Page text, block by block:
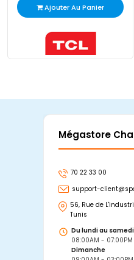
Ajouter Au Panier
Mégastore
70 22 33 00
support-
56, Rue de
Tunis
Du lundi au samedi
08:00AM - 07:00PM
Dimanche